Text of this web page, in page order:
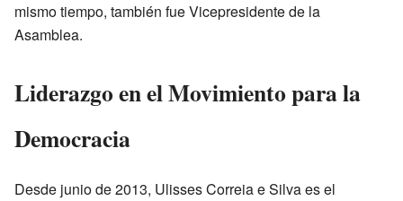
mismo tiempo, también fue Vicepresidente de la
Asamblea.
Liderazgo en el Movimiento para la
Democracia
Desde junio de 2013, Ulisses Correia e Silva es el